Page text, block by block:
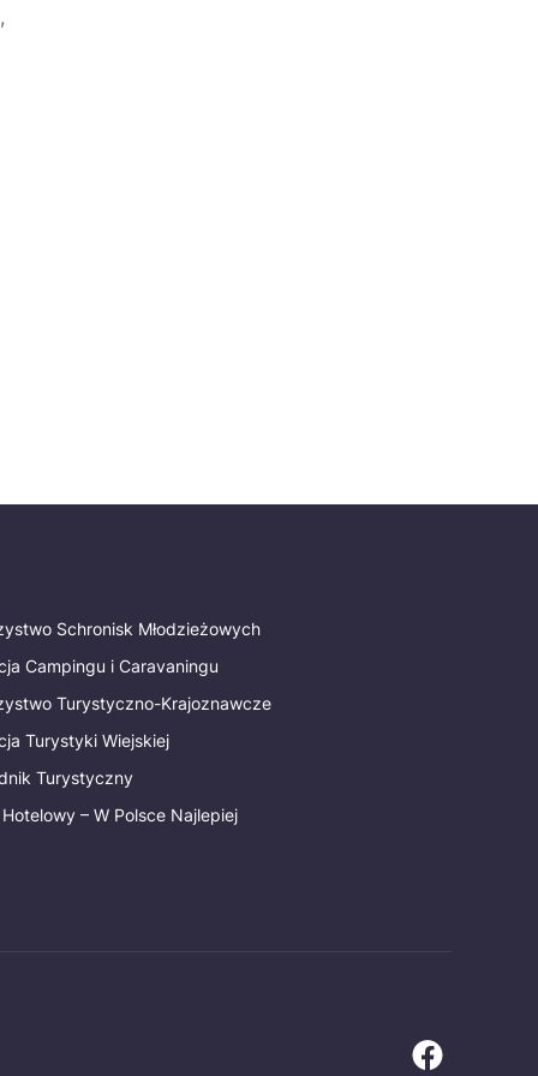
Schronisk Młodzieżowych
Campingu i Caravaningu
Turystyczno-Krajoznawcze
Turystyki Wiejskiej
Turystyczny
– W Polsce Najlepiej